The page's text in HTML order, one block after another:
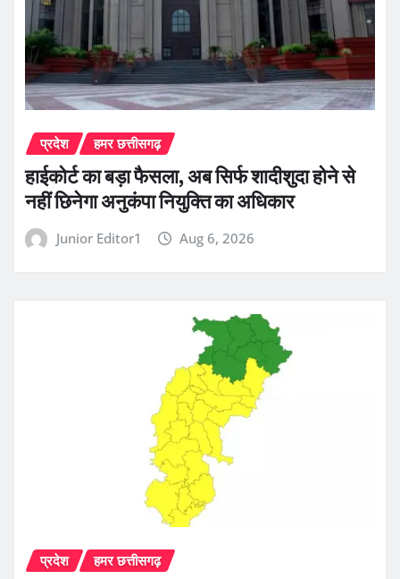
प्रदेश हमर छत्तीसगढ़
हाईकोर्ट का बड़ा फैसला, अब सिर्फ शादीशुदा होने से
नहीं छिनेगा अनुकंपा नियुक्ति का अधिकार
Junior Editor1 Aug 6, 2026
प्रदेश हमर छत्तीसगढ़